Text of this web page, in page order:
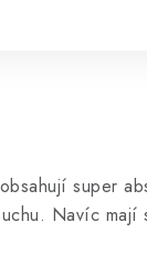
super
Navíc mají